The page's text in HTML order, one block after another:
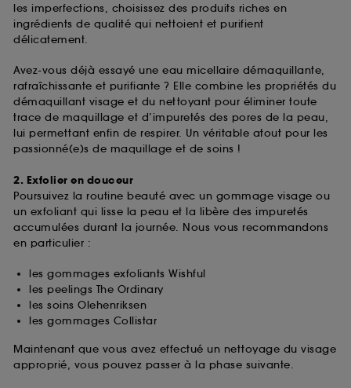
les imperfections, choisissez des produits riches en
ingrédients de qualité qui nettoient et purifient
délicatement.
Avez-vous déjà essayé une eau micellaire démaquillante,
rafraîchissante et purifiante ? Elle combine les propriétés du
démaquillant visage et du nettoyant pour éliminer toute
trace de maquillage et d’impuretés des pores de la peau,
lui permettant enfin de respirer. Un véritable atout pour les
passionné(e)s de maquillage et de soins !
2. Exfolier en douceur
Poursuivez la routine beauté avec un gommage visage ou
un exfoliant qui lisse la peau et la libère des impuretés
accumulées durant la journée. Nous vous recommandons
en particulier :
les gommages exfoliants Wishful
les peelings The Ordinary
les soins Olehenriksen
les gommages Collistar
Maintenant que vous avez effectué un nettoyage du visage
approprié, vous pouvez passer à la phase suivante.